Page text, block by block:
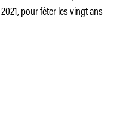
pour fêter les vingt ans